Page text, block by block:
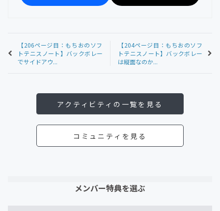
【206ページ目：もちおのソフ
トテニスノート】バックボレー
でサイドアウ...
【204ページ目：もちおのソフ
トテニスノート】バックボレー
は縦面なのか...
アクティビティの一覧を見る
コミュニティを見る
メンバー特典を選ぶ